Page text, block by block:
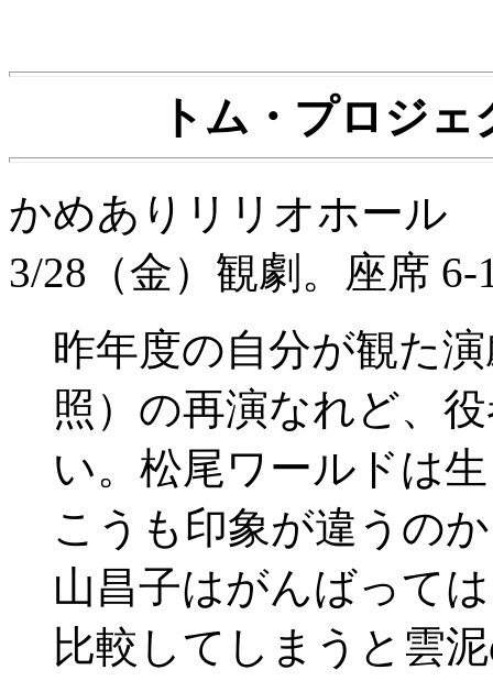
トム・プロジ
かめありリリオホー
3/28（金）観劇。座席 6-
昨年度の自分が観た
照）の再演なれど、
い。松尾ワールドは
こうも印象が違うの
山昌子はがんばって
比較してしまうと雲